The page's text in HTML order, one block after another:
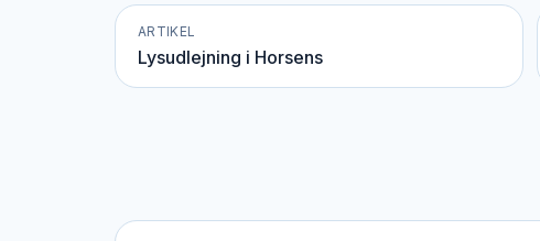
ARTIKEL
Lysudlejning i Horsens